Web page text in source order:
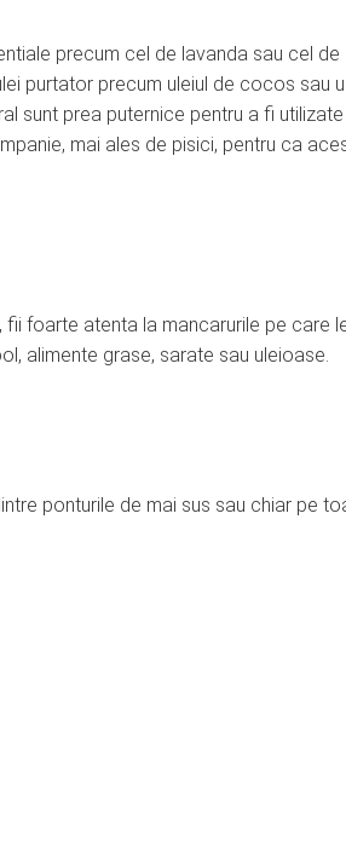
precum cel de lavanda sau cel de
purtator precum uleiul de cocos sau
sunt prea puternice pentru a fi utilizate
mai ales de pisici, pentru ca
foarte atenta la mancarurile pe care
alimente grase, sarate sau uleioase.
ponturile de mai sus sau chiar pe